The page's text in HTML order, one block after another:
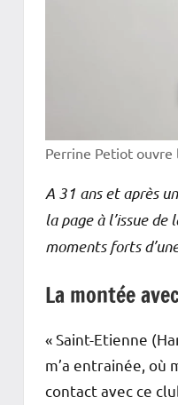
Perrine Petiot ouvre
A 31 ans et après
la page à l’issue
moments forts
La montée
« Saint-Etienne
m’a entrainée, où
contact avec ce